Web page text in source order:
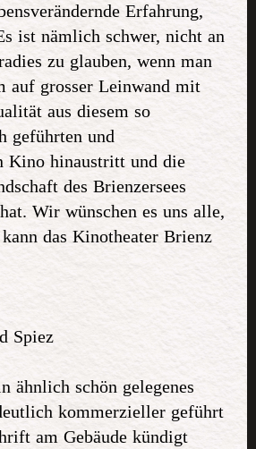
Erfahrung,
ist nämlich schwer, nicht an
zu glauben, wenn man
auf grosser Leinwand mit
aus diesem so
geführten und
Kino hinaustritt und die
des Brienzersees
Wir wünschen es uns alle,
das Kinotheater Brienz
Spiez
ähnlich schön gelegenes
kommerzieller geführt
am Gebäude kündigt